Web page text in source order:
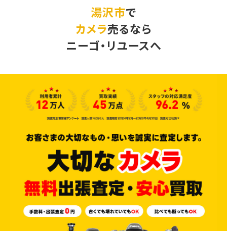
湯沢市で
カメラ売るなら
ニーゴ・リユースへ